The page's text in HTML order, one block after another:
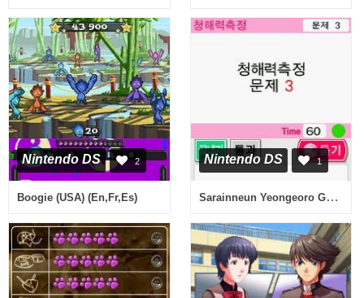
Nintendo DS 2
Boogie (USA) (En,Fr,Es)
Nintendo DS 1
Sarainneun Yeongeoro Ganghaejineun Siljeon! - DS Yeongeo Sammaegyeong (Korea)